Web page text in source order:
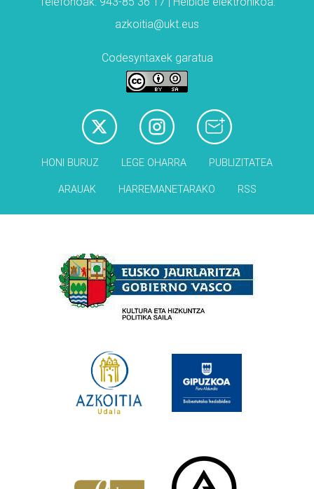
azkoitia@ukt.eus
Codesyntaxek garatua
HONI BURUZ LEGE OHARRA PUBLIZITATEA
ARAUAK HARREMANETARAKO RSS